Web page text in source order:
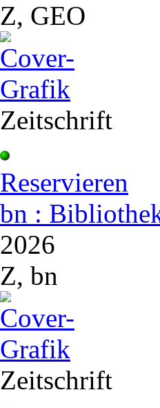
Z, GEO
Zeitschrift
Reservieren
bn :
2026
Z, bn
Zeitschrift